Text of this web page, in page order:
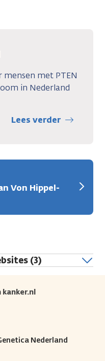
met PTEN
in Nederland
Lees verder
Von Hippel-
(3)
Nederland